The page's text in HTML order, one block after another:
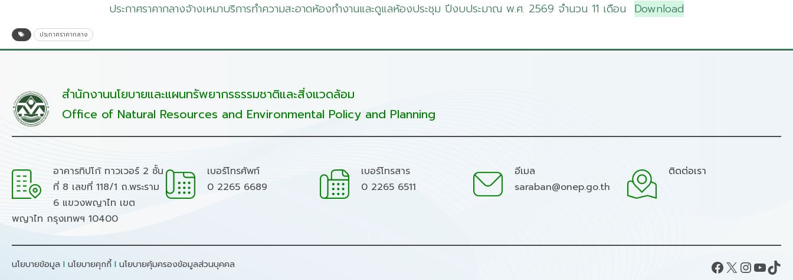
ประกาศราคากลางจ้างเหมาบริการทำความสะอาดห้องทำงานและดูแลห้องประชุม ปีงบประมาณ พ.ศ. 2569 จำนวน 11 เดือน Download
ประกาศราคากลาง
สำนักงานนโยบายและแผนทรัพยากรธรรมชาติและสิ่งแวดล้อม
Office of Natural Resources and Environmental Policy and Planning
อาคารทิปโก้ ทาวเวอร์ 2 ชั้น
ที่ 8 เลขที่ 118/1 ถ.พระราม
6 แขวงพญาไท เขต
พญาไท กรุงเทพฯ 10400
เบอร์โทรศัพท์
0 2265 6689
เบอร์โทรสาร
0 2265 6511
อีเมล
saraban@onep.go.th
ติดต่อเรา
นโยบายข้อมูล I นโยบายคุกกี้ I นโยบายคุ้มครองข้อมูลส่วนบุคคล Facebook X InstagramYouTube TikTok